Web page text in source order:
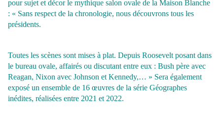
pour sujet et décor le mythique salon ovale de la Maison Blanche
: « Sans respect de la chronologie, nous découvrons tous les
présidents.
Toutes les scènes sont mises à plat. Depuis Roosevelt posant dans
le bureau ovale, affairés ou discutant entre eux : Bush père avec
Reagan, Nixon avec Johnson et Kennedy,… » Sera également
exposé un ensemble de 16 œuvres de la série Géographes
inédites, réalisées entre 2021 et 2022.